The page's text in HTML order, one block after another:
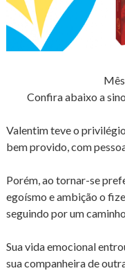
Confira abaixo a
Valentim teve o
bem provido, com
Porém, ao tornar-se
egoísmo e ambição o
seguindo por um
Sua vida emocional
sua companheira de